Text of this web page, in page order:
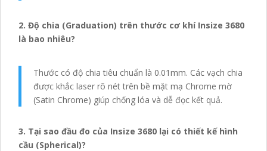
2. Độ chia (Graduation) trên thước cơ khí Insize 3680
là bao nhiêu?
Thước có độ chia tiêu chuẩn là 0.01mm. Các vạch chia
được khắc laser rõ nét trên bề mặt mạ Chrome mờ
(Satin Chrome) giúp chống lóa và dễ đọc kết quả.
3. Tại sao đầu đo của Insize 3680 lại có thiết kế hình
cầu (Spherical)?